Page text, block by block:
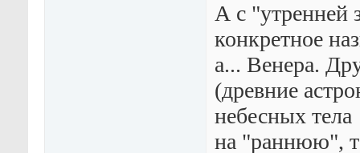
А с "утренней
конкретное
а... Венера.
(древние
небесных тела
на "раннюю",